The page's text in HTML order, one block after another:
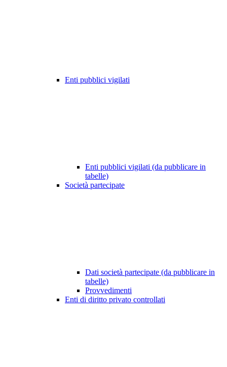
Enti pubblici vigilati
Enti pubblici vigilati (da pubblicare in
tabelle)
Società partecipate
Dati società partecipate (da pubblicare in
tabelle)
Provvedimenti
Enti di diritto privato controllati